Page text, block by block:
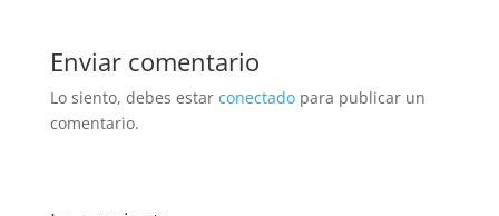
Enviar comentario
Lo siento, debes estar conectadopara publicar un
comentario.